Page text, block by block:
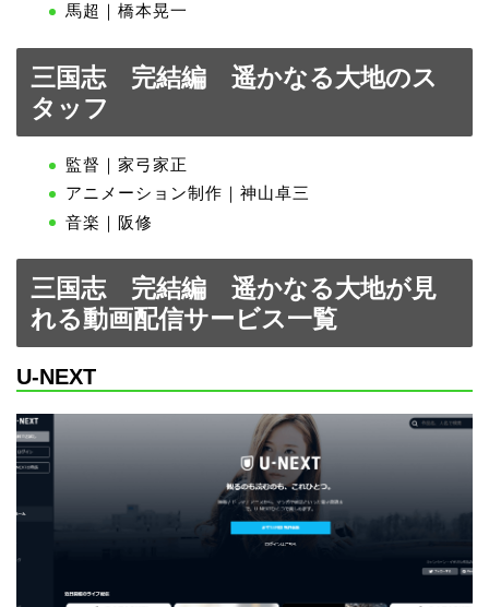
馬超｜橋本晃一
三国志 完結編 遥かなる大地のス
タッフ
監督｜家弓家正
アニメーション制作｜神山卓三
音楽｜阪修
三国志 完結編 遥かなる大地が見
れる動画配信サービス一覧
U-NEXT